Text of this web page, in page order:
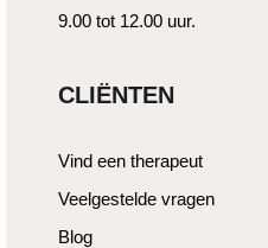
9.00 tot 12.00 uur.
CLIËNTEN
Vind een therapeut
Veelgestelde vragen
Blog